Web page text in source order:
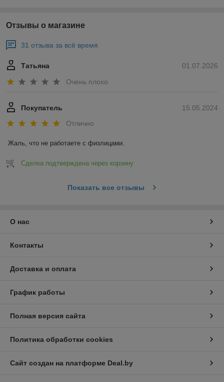
Отзывы о магазине
31 отзыва за всё время
01.07.2026
Татьяна
Очень плохо
15.05.2024
Покупатель
Отлично
Жаль, что не работаете с физлицами.
Сделка подтверждена через корзину
Показать все отзывы
О нас
Контакты
Доставка и оплата
График работы
Полная версия сайта
Политика обработки cookies
Сайт создан на платформе Deal.by